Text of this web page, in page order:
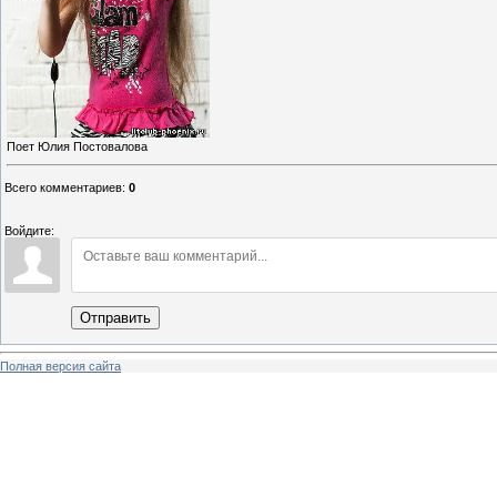
Поет Юлия Постовалова
Всего комментариев: 0
Войдите:
Отправить
Полная версия сайта